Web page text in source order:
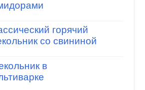
горячий
со свининой
в